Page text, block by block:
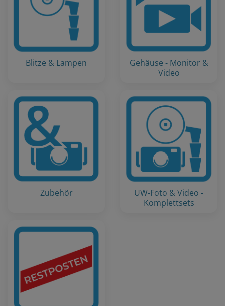
Blitze & Lampen
Gehäuse - Monitor &
Video
Zubehör
UW-Foto & Video -
Komplettsets